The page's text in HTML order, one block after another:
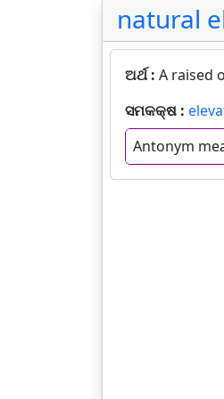
natural
ଅର୍ଥ : A raised
ସମକକ୍ଷ :
Antonym